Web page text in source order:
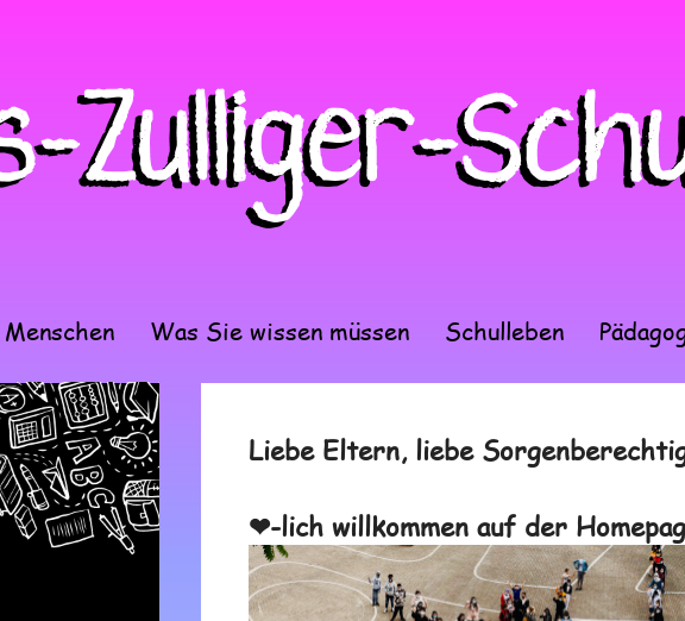
Menschen Was Sie wissen müssen Schulleben
Liebe Eltern, liebe
❤-lich willkommen auf der